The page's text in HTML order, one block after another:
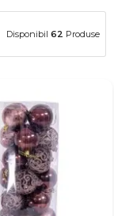
Disponibil 62 Produse